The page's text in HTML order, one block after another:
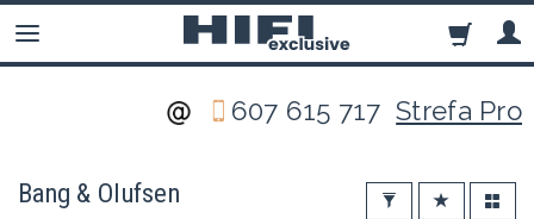
607 615 717Strefa Pro
Bang & Olufsen